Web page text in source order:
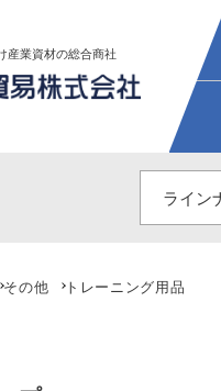
産業資材の総合商社
その他 トレーニング用品